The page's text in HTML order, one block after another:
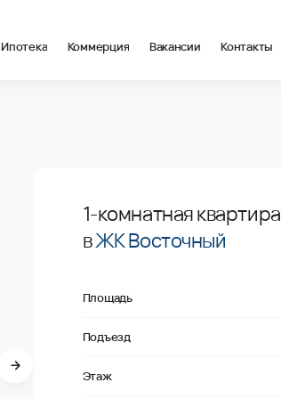
Ипотека Коммерция Вакансии Контакты
1-комнатная квартира
вЖК Восточный
Площадь
Подъезд
Этаж